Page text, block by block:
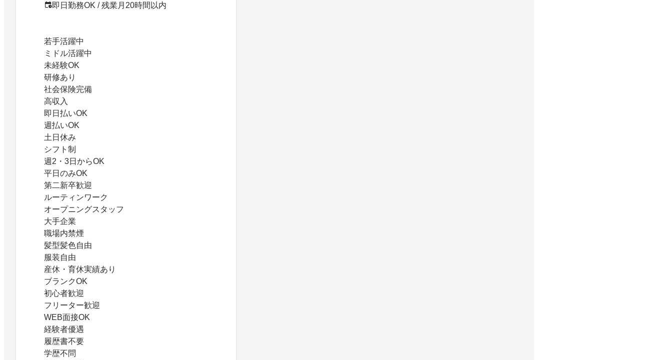
即日勤務OK / 残業月20時間以内
若手活躍中
ミドル活躍中
未経験OK
研修あり
社会保険完備
高収入
即日払いOK
週払いOK
土日休み
シフト制
週2・3日からOK
平日のみOK
第二新卒歓迎
ルーティンワーク
オープニングスタッフ
大手企業
職場内禁煙
髪型髪色自由
服装自由
産休・育休実績あり
ブランクOK
初心者歓迎
フリーター歓迎
WEB面接OK
経験者優遇
履歴書不要
学歴不問